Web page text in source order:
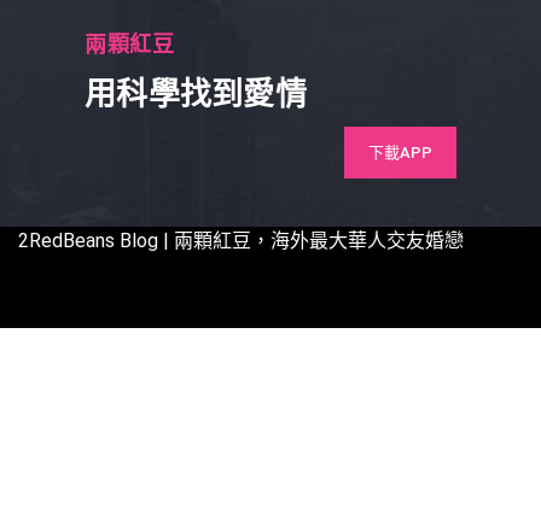
兩顆紅豆
用科學找到愛情
下載APP
2RedBeans Blog | 兩顆紅豆，海外最大華人交友婚戀